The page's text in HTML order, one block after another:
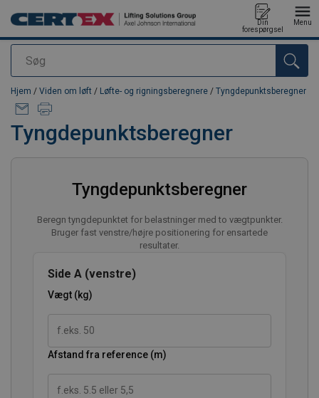
Søg
Din
forespørgsel
Menu
Produktet blev tilføjet til din forespørgsel
Hjem / Viden om løft / Løfte- og rigningsberegnere / Tyngdepunktsberegner
Tyngdepunktsberegner
Tyngdepunktsberegner
Beregn tyngdepunktet for belastninger med to vægtpunkter.
Bruger fast venstre/højre positionering for ensartede
resultater.
Side A (venstre)
Vægt (kg)
Afstand fra reference (m)